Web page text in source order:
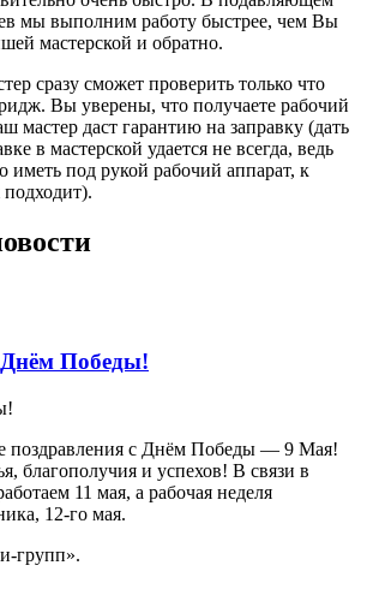
мы выполним работу быстрее, чем Вы
мастерской и обратно.
сразу сможет проверить только что
Вы уверены, что получаете рабочий
мастер даст гарантию на заправку (дать
в мастерской удается не всегда, ведь
иметь под рукой рабочий аппарат, к
Победы!
поздравления с Днём Победы — 9 Мая!
благополучия и успехов! В связи в
11 мая, а рабочая неделя
12-го мая.
групп».